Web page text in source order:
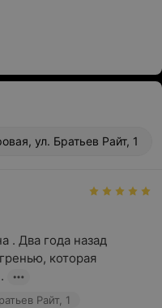
ул. Братьев Райт, 1
. Два года назад
которая
Райт, 1